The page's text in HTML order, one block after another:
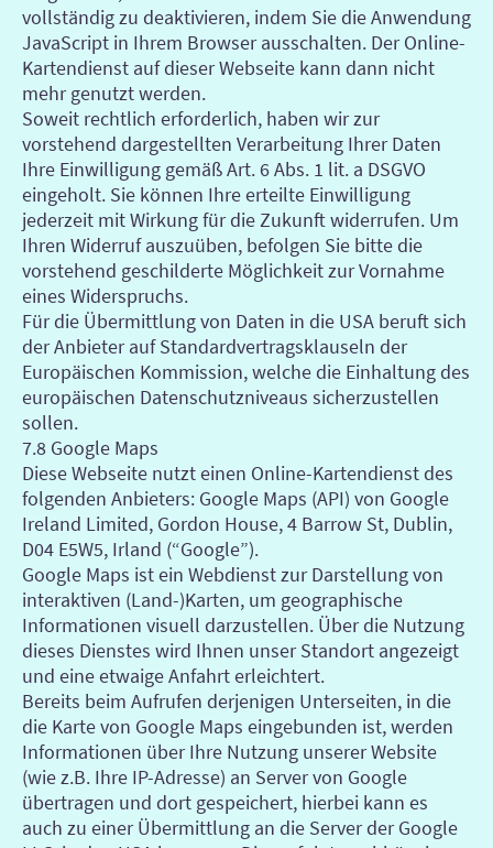
vollständig zu deaktivieren, indem Sie die Anwendung
JavaScript in Ihrem Browser ausschalten. Der Online-
Kartendienst auf dieser Webseite kann dann nicht
mehr genutzt werden.
Soweit rechtlich erforderlich, haben wir zur
vorstehend dargestellten Verarbeitung Ihrer Daten
Ihre Einwilligung gemäß Art. 6 Abs. 1 lit. a DSGVO
eingeholt. Sie können Ihre erteilte Einwilligung
jederzeit mit Wirkung für die Zukunft widerrufen. Um
Ihren Widerruf auszuüben, befolgen Sie bitte die
vorstehend geschilderte Möglichkeit zur Vornahme
eines Widerspruchs.
Für die Übermittlung von Daten in die USA beruft sich
der Anbieter auf Standardvertragsklauseln der
Europäischen Kommission, welche die Einhaltung des
europäischen Datenschutzniveaus sicherzustellen
sollen.
7.8 Google Maps
Diese Webseite nutzt einen Online-Kartendienst des
folgenden Anbieters: Google Maps (API) von Google
Ireland Limited, Gordon House, 4 Barrow St, Dublin,
D04 E5W5, Irland (“Google”).
Google Maps ist ein Webdienst zur Darstellung von
interaktiven (Land-)Karten, um geographische
Informationen visuell darzustellen. Über die Nutzung
dieses Dienstes wird Ihnen unser Standort angezeigt
und eine etwaige Anfahrt erleichtert.
Bereits beim Aufrufen derjenigen Unterseiten, in die
die Karte von Google Maps eingebunden ist, werden
Informationen über Ihre Nutzung unserer Website
(wie z.B. Ihre IP-Adresse) an Server von Google
übertragen und dort gespeichert, hierbei kann es
auch zu einer Übermittlung an die Server der Google